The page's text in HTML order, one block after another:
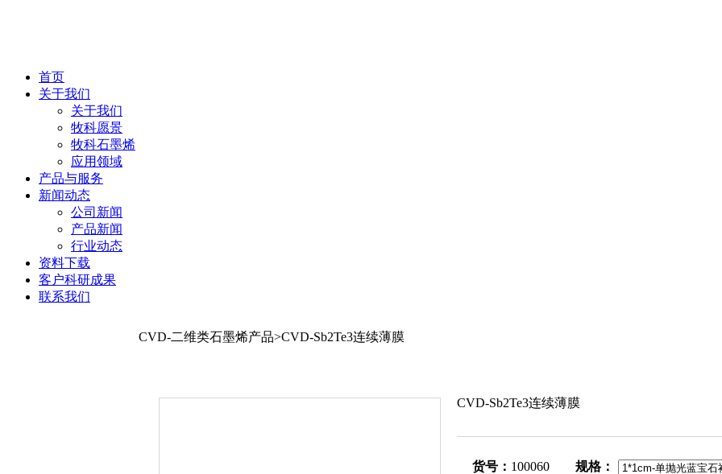
首页
关于我们
关于我们
牧科愿景
牧科石墨烯
应用领域
产品与服务
新闻动态
公司新闻
产品新闻
行业动态
资料下载
客户科研成果
联系我们
CVD-二维类石墨烯产品>CVD-Sb2Te3连续薄膜
CVD-Sb2Te3连续薄膜
货号： 100060
规格：